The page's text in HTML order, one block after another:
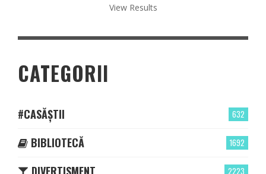
View Results
CATEGORII
632
#CASĂȘTII
1692
BIBLIOTECĂ
2223